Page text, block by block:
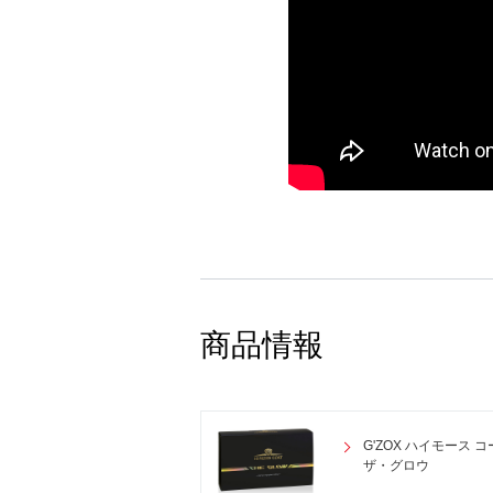
商品情報
G'ZOX ハイモース コ
ザ・グロウ